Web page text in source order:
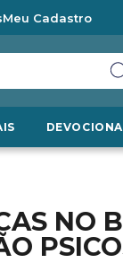
Meu Cadastro
NO